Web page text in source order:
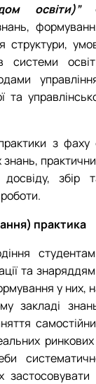
освіти)”
структури,
системи
та
з фаху
знань,
збір
практика
та
у них,
закладі
ринкових
застосовувати